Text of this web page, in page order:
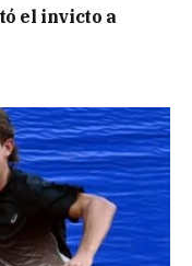
el invicto a